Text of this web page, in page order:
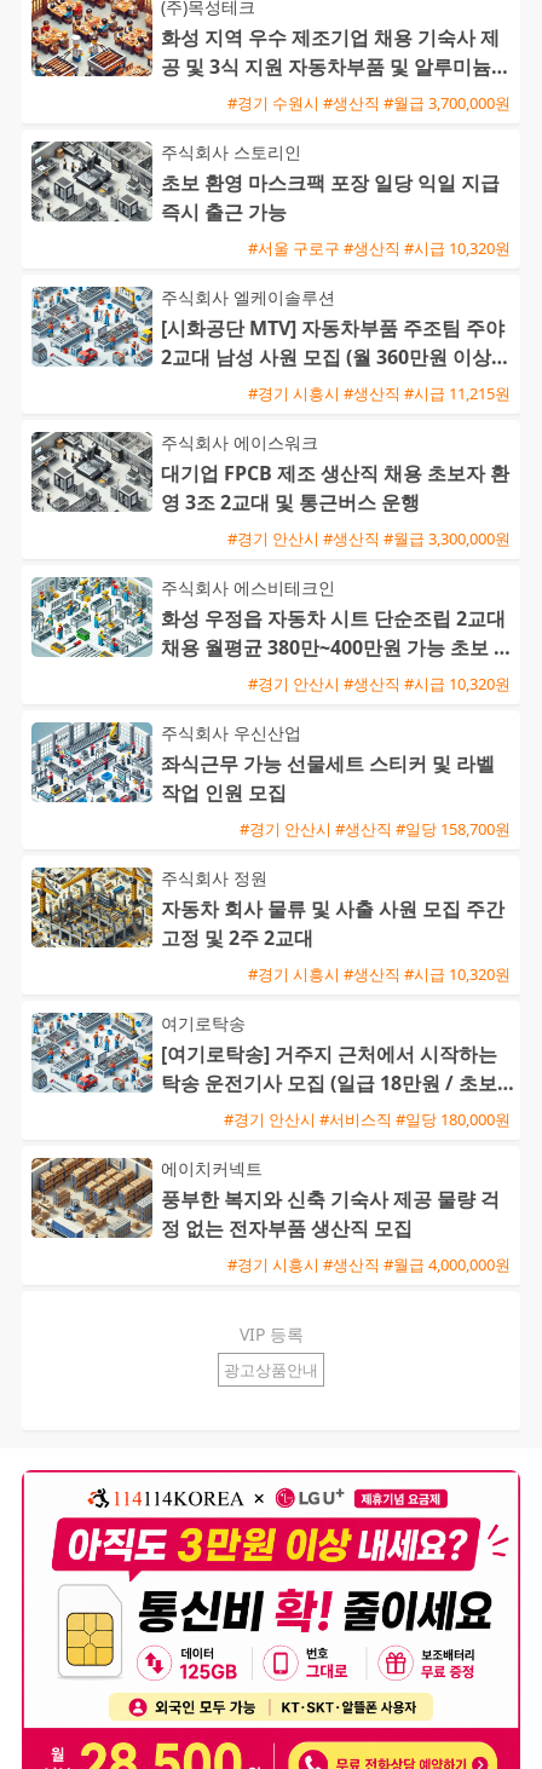
(주)목성테크
화성 지역 우수 제조기업 채용 기숙사 제
공 및 3식 지원 자동차부품 및 알루미늄
생산직 모집#경기 수원시 #생산직 #월급 3,700,000원
주식회사 스토리인
초보 환영 마스크팩 포장 일당 익일 지급
즉시 출근 가능
#서울 구로구 #생산직 #시급 10,320원
주식회사 엘케이솔루션
[시화공단 MTV] 자동차부품 주조팀 주야
2교대 남성 사원 모집 (월 360만원 이상
가능 / 삼시세끼 및#경기 시흥시 #생산직 #시급 11,215원
주식회사 에이스워크
대기업 FPCB 제조 생산직 채용 초보자 환
영 3조 2교대 및 통근버스 운행
#경기 안산시 #생산직 #월급 3,300,000원
주식회사 에스비테크인
화성 우정읍 자동차 시트 단순조립 2교대
채용 월평균 380만~400만원 가능 초보 및
F비자 환영#경기 안산시 #생산직 #시급 10,320원
주식회사 우신산업
좌식근무 가능 선물세트 스티커 및 라벨
작업 인원 모집
#경기 안산시 #생산직 #일당 158,700원
주식회사 정원
자동차 회사 물류 및 사출 사원 모집 주간
고정 및 2주 2교대
#경기 시흥시 #생산직 #시급 10,320원
여기로탁송
[여기로탁송] 거주지 근처에서 시작하는
탁송 운전기사 모집 (일급 18만원 / 초보
및 외국인 가능)
#경기 안산시 #서비스직 #일당 180,000원
에이치커넥트
풍부한 복지와 신축 기숙사 제공 물량 걱
정 없는 전자부품 생산직 모집
#경기 시흥시 #생산직 #월급 4,000,000원
VIP 등록
광고상품안내